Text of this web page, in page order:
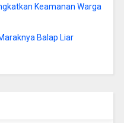
Keamanan Warga
Balap Liar